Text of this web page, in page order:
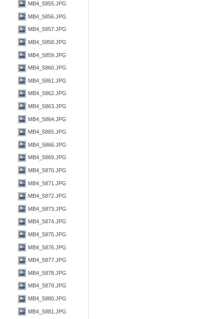
MB4_5855.JPG
MB4_5856.JPG
MB4_5857.JPG
MB4_5858.JPG
MB4_5859.JPG
MB4_5860.JPG
MB4_5861.JPG
MB4_5862.JPG
MB4_5863.JPG
MB4_5864.JPG
MB4_5865.JPG
MB4_5866.JPG
MB4_5869.JPG
MB4_5870.JPG
MB4_5871.JPG
MB4_5872.JPG
MB4_5873.JPG
MB4_5874.JPG
MB4_5875.JPG
MB4_5876.JPG
MB4_5877.JPG
MB4_5878.JPG
MB4_5879.JPG
MB4_5880.JPG
MB4_5881.JPG